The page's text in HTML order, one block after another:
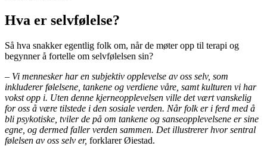
Hva er selvfølelse?
Så hva snakker egentlig folk om, når de møter opp til terapi og
begynner å fortelle om selvfølelsen sin?
– Vi mennesker har en subjektiv opplevelse av oss selv, som
inkluderer følelsene, tankene og verdiene våre, samt kulturen vi har
vokst opp i. Uten denne kjerneopplevelsen ville det vært vanskelig
for oss å være tilstede i den sosiale verden. Når folk er i ferd med å
bli psykotiske, tviler de på om tankene og sanseopplevelsene er sine
egne, og dermed faller verden sammen. Det illustrerer hvor sentral
følelsen av oss selv er, forklarer Øiestad.